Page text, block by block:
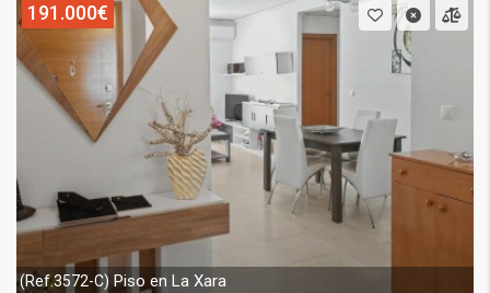
191.000€
(Ref.3572-C) Piso en La Xara